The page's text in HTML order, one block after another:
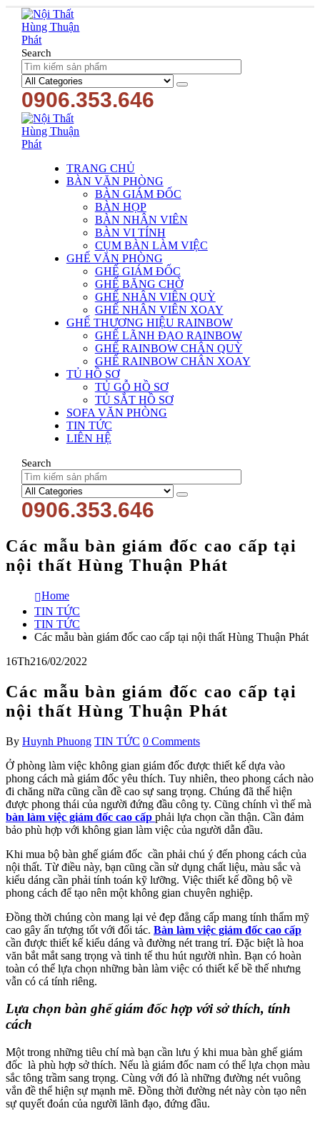
Search
0906.353.646
TRANG CHỦ
BÀN VĂN PHÒNG
BÀN GIÁM ĐỐC
BÀN HỌP
BÀN NHÂN VIÊN
BÀN VI TÍNH
CỤM BÀN LÀM VIỆC
GHẾ VĂN PHÒNG
GHẾ GIÁM ĐỐC
GHẾ BĂNG CHỜ
GHẾ NHÂN VIÊN QUỲ
GHẾ NHÂN VIÊN XOAY
GHẾ THƯƠNG HIỆU RAINBOW
GHẾ LÃNH ĐẠO RAINBOW
GHẾ RAINBOW CHÂN QUỲ
GHẾ RAINBOW CHÂN XOAY
TỦ HỒ SƠ
TỦ GỖ HỒ SƠ
TỦ SẮT HỒ SƠ
SOFA VĂN PHÒNG
TIN TỨC
LIÊN HỆ
Search
0906.353.646
Các mẫu bàn giám đốc cao cấp tại
nội thất Hùng Thuận Phát
Home
TIN TỨC
TIN TỨC
Các mẫu bàn giám đốc cao cấp tại nội thất Hùng Thuận Phát
16Th216/02/2022
Các mẫu bàn giám đốc cao cấp tại
nội thất Hùng Thuận Phát
By Huynh Phuong TIN TỨC 0 Comments
Ở phòng làm việc không gian giám đốc được thiết kế dựa vào
phong cách mà giám đốc yêu thích. Tuy nhiên, theo phong cách nào
đi chăng nữa cũng cần đề cao sự sang trọng. Chúng đã thể hiện
được phong thái của người đứng đầu công ty. Cũng chính vì thế mà
bàn làm việc giám đốc cao cấp phải lựa chọn cần thận. Cần đảm
bảo phù hợp với không gian làm việc của người dẫn đầu.
Khi mua bộ bàn ghế giám đốc cần phải chú ý đến phong cách của
nội thất. Từ điều này, bạn cũng cần sử dụng chất liệu, màu sắc và
kiểu dáng cần phải tính toán kỹ lưỡng. Việc thiết kế đồng bộ về
phong cách để tạo nên một không gian chuyên nghiệp.
Đồng thời chúng còn mang lại vẻ đẹp đẳng cấp mang tính thẩm mỹ
cao gây ấn tượng tốt với đối tác. Bàn làm việc giám đốc cao cấp
cần được thiết kế kiểu dáng và đường nét trang trí. Đặc biệt là hoa
văn bắt mắt sang trọng và tinh tế thu hút người nhìn. Bạn có hoàn
toàn có thể lựa chọn những bàn làm việc có thiết kế bề thế nhưng
vẫn có cá tính riêng.
Lựa chọn bàn ghế giám đốc hợp với sở thích, tính
cách
Một trong những tiêu chí mà bạn cần lưu ý khi mua bàn ghế giám
đốc là phù hợp sở thích. Nếu là giám đốc nam có thể lựa chọn màu
sắc tông trầm sang trọng. Cùng với đó là những đường nét vuông
vắn đề thể hiện sự mạnh mẽ. Đồng thời đường nét này còn tạo nên
sự quyết đoán của người lãnh đạo, đứng đầu.